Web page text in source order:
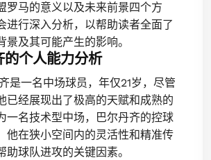
罗马的意义以及未来前景四个方
进行深入分析，以帮助读者全面了
景及其可能产生的影响。
的个人能力分析
是一名中场球员，年仅21岁，尽管
已经展现出了极高的天赋和成熟的
一名技术型中场，巴尔丹齐的控球
他在狭小空间内的灵活性和精准传
助球队进攻的关键因素。